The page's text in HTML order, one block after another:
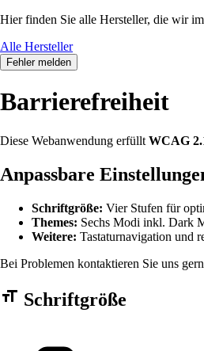
Hier finden Sie alle Hersteller, die wir
Alle Hersteller
Fehler melden
Barrierefreiheit
Diese Webanwendung erfüllt WCAG
Anpassbare
Schriftgröße: Vier Stufen für
Themes: Sechs Modi inkl. Dark
Weitere: Tastaturnavigation und
Bei Problemen kontaktieren Sie uns
Barrierefreiheit
Schriftgröße